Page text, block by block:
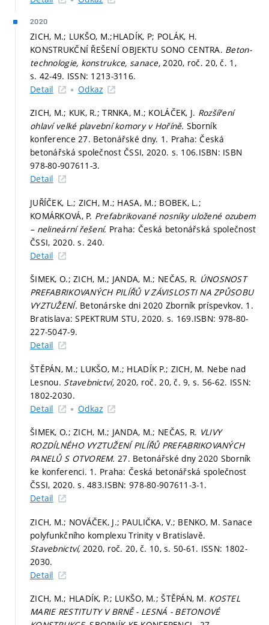
2020
ZICH, M.; LUKŠO, M.;HLADÍK, P; POLÁK, H.
KONSTRUKČNÍ ŘEŠENÍ OBJEKTU SONO CENTRA. Beton-
technologie, konstrukce, sanace, 2020, roč. 20, č. 1,
s. 42-49. ISSN: 1213-3116.
Detail
Odkaz
ZICH, M.; KUK, R.; TRNKA, M.; KOLÁČEK, J. Rozšíření
ohlaví velké plavební komory v Hoříně. Sborník
konference 27. Betonářské dny. 1. Praha: Česká
betonářská společnost ČSSI, 2020. s. 106.ISBN: ISBN
978-80-907611-3.
Detail
JUŘÍČEK, L.; ZICH, M.; HASA, M.; BOBEK, L.;
KOMÁRKOVÁ, P. Prefabrikované nosníky uložené ozubem
– nelineární řešení. Praha: Česká betonářská společnost
ČSSI, 2020.s. 240.
Detail
ŠIMEK, O.; ZICH, M.; JANDA, M.; NEČAS, R. ÚNOSNOST
PREFABRIKOVANÝCH PILÍŘŮ V ZÁVISLOSTI NA ZPŮSOBU
VYZTUŽENÍ. Betonárske dni 2020 Zborník príspevkov. 1.
Bratislava: SPEKTRUM STU, 2020. s. 169.ISBN: 978-80-
227-5047-9.
Detail
ŠTĚPÁN, M.; LUKŠO, M.; HLADÍK P.; ZICH, M. Nebe nad
Lesnou. Stavebnictví, 2020, roč. 20, č. 9,s. 56-62. ISSN:
1802-2030.
Detail
Odkaz
ŠIMEK, O.; ZICH, M.; JANDA, M.; NEČAS, R. VLIVY
ROZDÍLNÉHO VYZTUŽENÍ PILÍŘŮ PREFABRIKOVANÝCH
PANELŮ S OTVOREM.27. Betonářské dny 2020 Sborník
ke konferenci. 1. Praha: Česká betonářská společnost
ČSSI, 2020.s. 483.ISBN: 978-80-907611-3-1.
Detail
ZICH, M.; NOVÁČEK, J.; PAULIČKA, V.; BENKO, M. Sanace
polyfunkčního komplexu Trinity v Bratislavě.
Stavebnictví, 2020, roč. 20, č. 10,s. 50-61. ISSN: 1802-
2030.
Detail
ZICH, M.; HLADÍK, P.; LUKŠO, M.; ŠTĚPÁN, M. KOSTEL
MARIE RESTITUTY V BRNĚ - LESNÁ - BETONOVÉ